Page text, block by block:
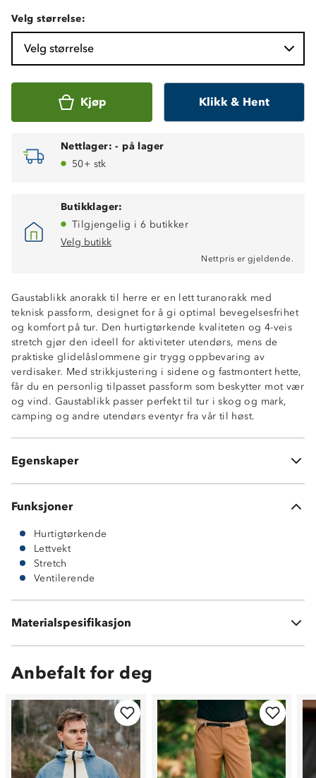
Velg størrelse:
Velg størrelse
Kjøp Klikk & Hent
Nettlager: - på lager
50+ stk
Butikklager:
Tilgjengelig i 6 butikker
Velg butikk
Nettpris er gjeldende.
Gaustablikk anorakk til herre er en lett turanorakk med
teknisk passform, designet for å gi optimal bevegelsesfrihet
og komfort på tur. Den hurtigtørkende kvaliteten og 4-veis
stretch gjør den ideell for aktiviteter utendørs, mens de
praktiske glidelåslommene gir trygg oppbevaring av
verdisaker. Med strikkjustering i sidene og fastmontert hette,
får du en personlig tilpasset passform som beskytter mot vær
og vind. Gaustablikk passer perfekt til tur i skog og mark,
camping og andre utendørs eventyr fra vår til høst.
Egenskaper
Teknisk passform
Hurtigtørkende
4-veis stretch
Lettvekt
1 frontlomme med glidelås og flapp
Strikkjustering nede i sidene
Fastmontert hette med 2-punktsjustering
Høy hals med glidelås
Borrelåsjustering på håndledd
Funksjoner
Hurtigtørkende
Lettvekt
Stretch
Ventilerende
Materialspesifikasjon
6 % elastan
Anbefalt for deg